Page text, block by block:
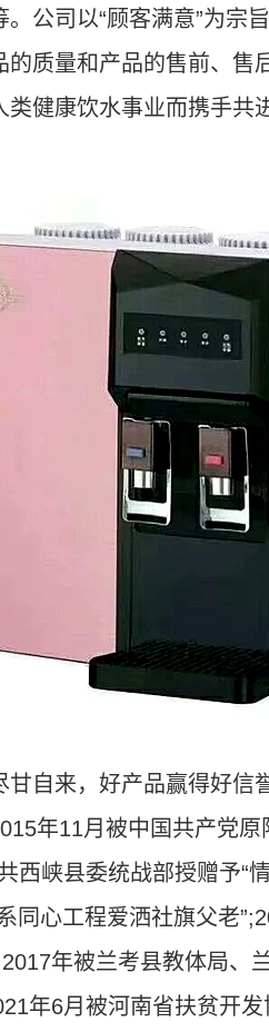
公司以“顾客满意”为宗
质量和产品的售前、售
类健康饮水事业而携手
来，好产品赢得好信
年11月被中国共产党
西峡县委统战部授赠予“
同心工程爱洒社旗父老
年被兰考县教体局、
年6月被河南省扶贫开